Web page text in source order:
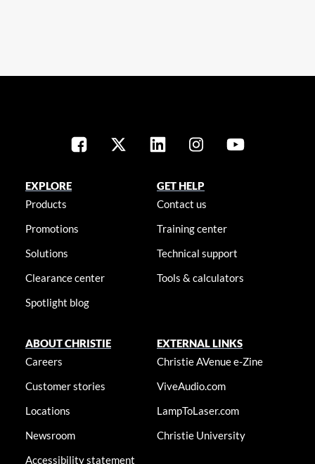
EXPLORE
Products
Promotions
Solutions
Clearance center
Spotlight blog
GET HELP
Contact us
Training center
Technical support
Tools & calculators
ABOUT CHRISTIE
Careers
Customer stories
Locations
Newsroom
Accessibility statement
EXTERNAL LINKS
Christie AVenue e-Zine
ViveAudio.com
LampToLaser.com
Christie University